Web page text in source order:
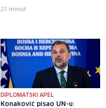
21 minut
DIPLOMATSKI APEL
Konaković pisao UN-u: